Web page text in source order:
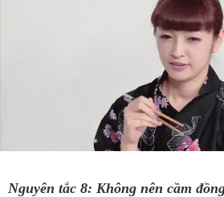
Nguyên tắc 8: Không nên cầm